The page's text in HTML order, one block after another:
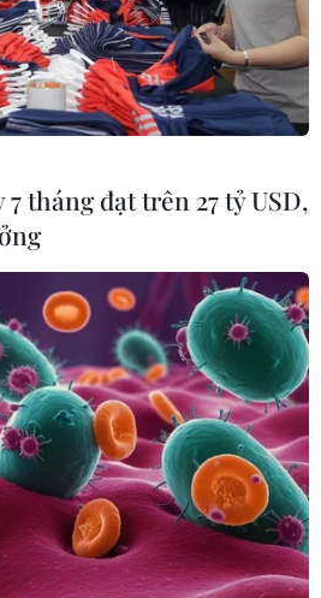
tháng đạt trên 27 tỷ USD,